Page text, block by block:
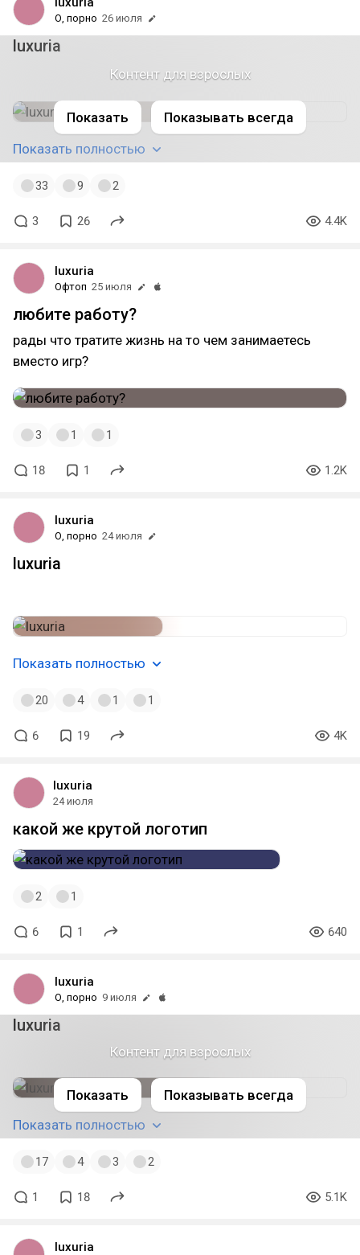
О, порно 26 июля
luxuria
модель: xianxiantao
Показать полностью
Контент для взрослых
Показать Показывать всегда
33 9 2
3 26 4.4K
luxuria
Офтоп 25 июля
любите работу?
рады что тратите жизнь на то чем занимаетесь
вместо игр?
3 1 1
18 1 1.2K
luxuria
О, порно 24 июля
luxuria
Показать полностью
20 4 1 1
6 19 4K
luxuria
24 июля
какой же крутой логотип
2 1
6 1 640
luxuria
О, порно 9 июля
luxuria
модель: setsuba
Показать полностью
Контент для взрослых
Показать Показывать всегда
17 4 3 2
1 18 5.1K
luxuria